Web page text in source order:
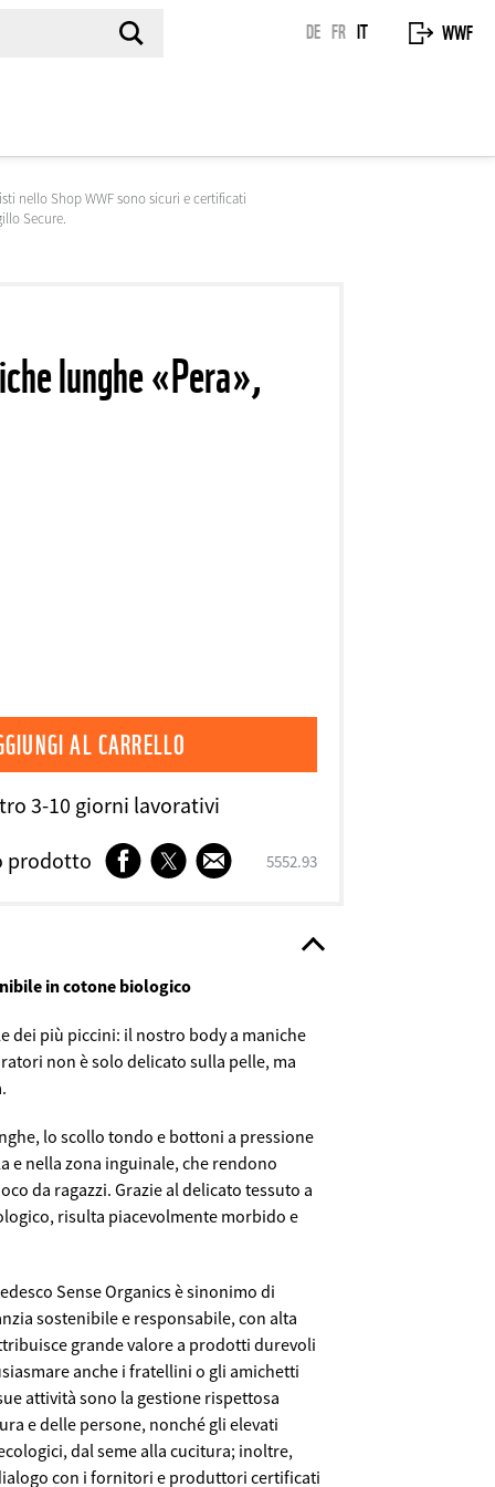
DE FR IT WWF
nello Shop WWF sono sicuri e certificati
Secure.
lunghe «Pera»,
3-10 giorni lavorativi
prodotto Facebook
Twitter
E-
SKU
5552.93
in cotone biologico
dei più piccini: il nostro body a maniche
non è solo delicato sulla pelle, ma
lo scollo tondo e bottoni a pressione
e nella zona inguinale, che rendono
da ragazzi. Grazie al delicato tessuto a
risulta piacevolmente morbido e
Sense Organics è sinonimo di
sostenibile e responsabile, con alta
grande valore a prodotti durevoli
anche i fratellini o gli amichetti
attività sono la gestione rispettosa
e delle persone, nonché gli elevati
dal seme alla cucitura; inoltre,
con i fornitori e produttori certificati